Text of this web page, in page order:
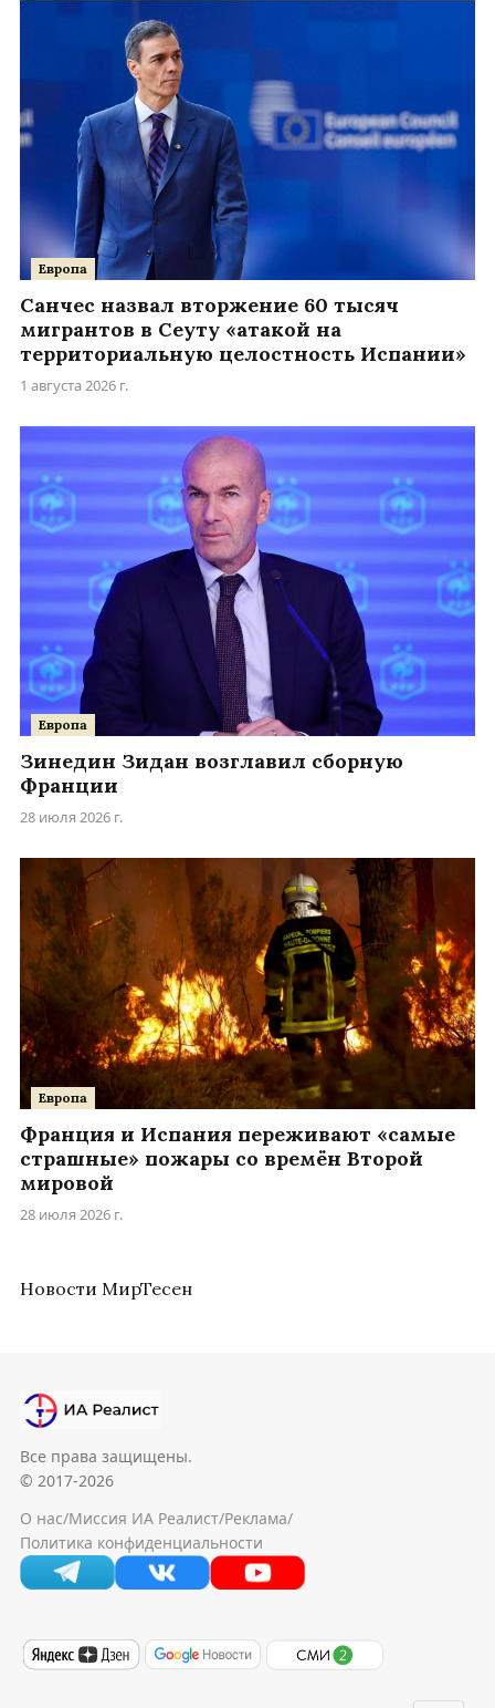
Европа
Санчес назвал вторжение 60 тысяч
мигрантов в Сеуту «атакой на
территориальную целостность Испании»
1 августа 2026 г.
Европа
Зинедин Зидан возглавил сборную
Франции
28 июля 2026 г.
Европа
Франция и Испания переживают «самые
страшные» пожары со времён Второй
мировой
28 июля 2026 г.
Новости МирТесен
Все права защищены.
© 2017-2026
О нас/Миссия ИА Реалист/Реклама/
Политика конфиденциальности